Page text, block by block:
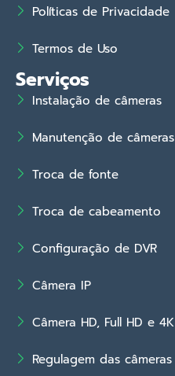
Políticas de Privacidade
Termos de Uso
Serviços
Instalação de câmeras
Manutenção de câmeras
Troca de fonte
Troca de cabeamento
Configuração de DVR
Câmera IP
Câmera HD, Full HD e 4K
Regulagem das câmeras